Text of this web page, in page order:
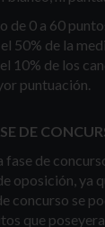
de 0 a 60
50% de la
10% de los
puntuación.
DE
fase de
oposición, ya
concurso se
que